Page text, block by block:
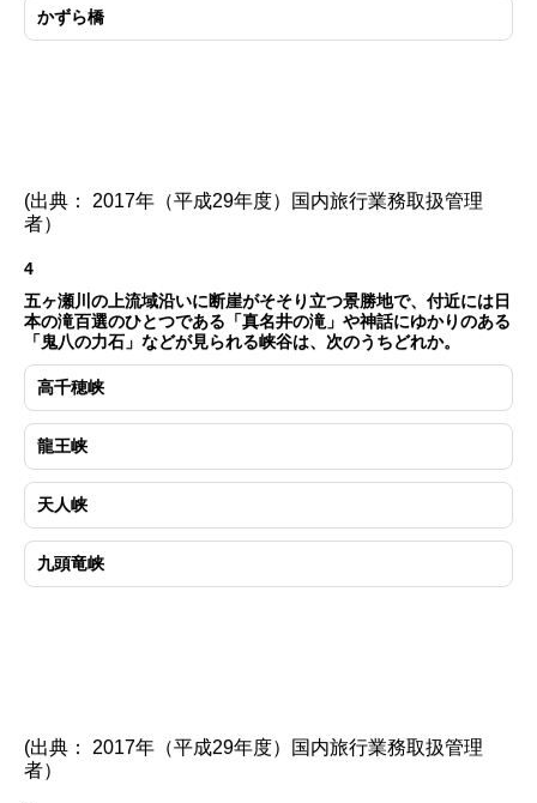
かずら橋
(出典： 2017年（平成29年度）国内旅行業務取扱管理
者）
4
五ヶ瀬川の上流域沿いに断崖がそそり立つ景勝地で、付近には日
本の滝百選のひとつである「真名井の滝」や神話にゆかりのある
「鬼八の力石」などが見られる峡谷は、次のうちどれか。
高千穂峡
龍王峡
天人峡
九頭竜峡
(出典： 2017年（平成29年度）国内旅行業務取扱管理
者）